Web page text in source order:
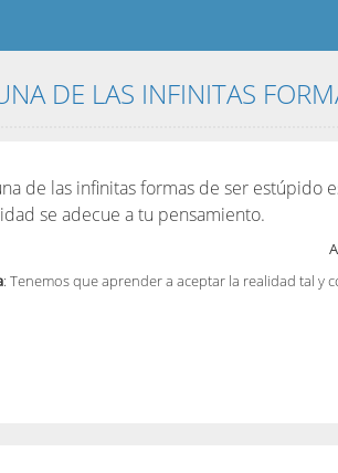
DE LAS INFINITAS
de las infinitas formas de ser estúpido
se adecue a tu pensamiento.
: Tenemos que aprender a aceptar la realidad tal y